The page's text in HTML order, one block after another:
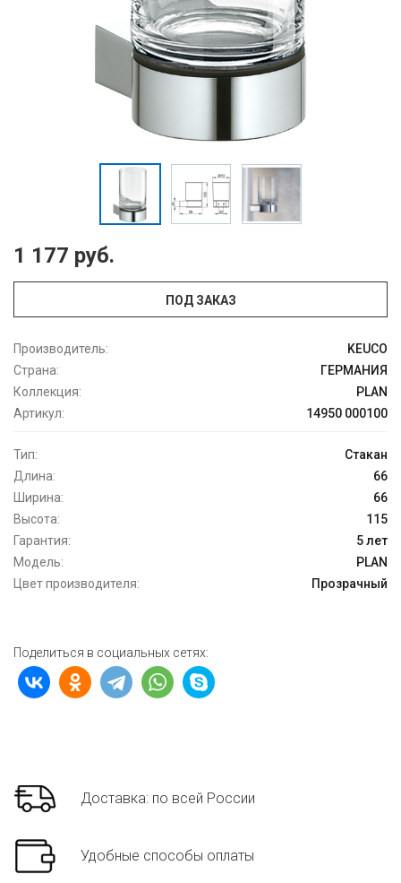
1 177 руб.
ПОД ЗАКАЗ
Производитель:
KEUCO
Страна:
ГЕРМАНИЯ
Коллекция:
PLAN
Артикул:
14950 000100
Тип:
Стакан
Длина:
66
Ширина:
66
Высота:
115
Гарантия:
5 лет
Модель:
PLAN
Цвет производителя:
Прозрачный
Поделиться в социальных сетях:
Доставка: по всей России
Удобные способы оплаты